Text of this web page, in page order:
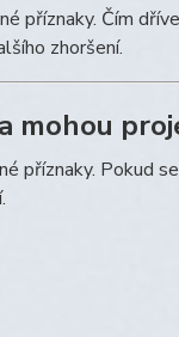
příznaky. Čím
zhoršení.
mohou
příznaky. Pokud